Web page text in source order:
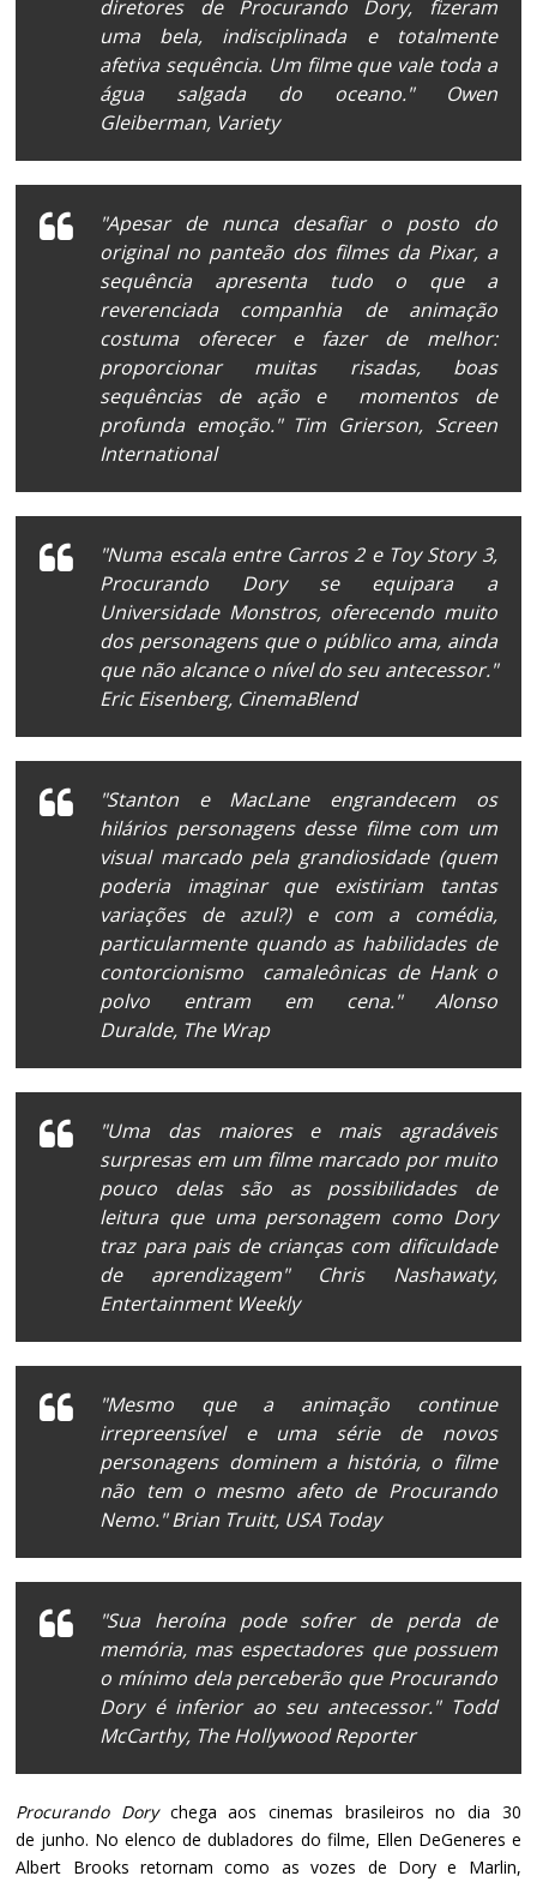
diretores de Procurando Dory, fizeram
uma bela, indisciplinada e totalmente
afetiva sequência. Um filme que vale toda a
água salgada do oceano." Owen
Gleiberman, Variety
"Apesar de nunca desafiar o posto do
original no panteão dos filmes da Pixar, a
sequência apresenta tudo o que a
reverenciada companhia de animação
costuma oferecer e fazer de melhor:
proporcionar muitas risadas, boas
sequências de ação e momentos de
profunda emoção." Tim Grierson, Screen
International
"Numa escala entre Carros 2e Toy Story 3,
Procurando Dory se equipara a
Universidade Monstros, oferecendo muito
dos personagens que o público ama, ainda
que não alcance o nível do seu antecessor."
Eric Eisenberg, CinemaBlend
"Stanton e MacLane engrandecem os
hilários personagens desse filme com um
visual marcado pela grandiosidade (quem
poderia imaginar que existiriam tantas
variações de azul?) e com a comédia,
particularmente quando as habilidades de
contorcionismo camaleônicas de Hank o
polvo entram em cena." Alonso
Duralde, The Wrap
"Uma das maiores e mais agradáveis
surpresas em um filme marcado por muito
pouco delas são as possibilidades de
leitura que uma personagem como Dory
traz para pais de crianças com dificuldade
de aprendizagem" Chris Nashawaty,
Entertainment Weekly
"Mesmo que a animação continue
irrepreensível e uma série de novos
personagens dominem a história, o filme
não tem o mesmo afeto de Procurando
Nemo." Brian Truitt, USA Today
"Sua heroína pode sofrer de perda de
memória, mas espectadores que possuem
o mínimo dela perceberão que Procurando
Dory é inferior ao seu antecessor." Todd
McCarthy, The Hollywood Reporter
Procurando Dorychega aos cinemas brasileiros no dia 30
de junho. No elenco de dubladores do filme, Ellen DeGeneres e
Albert Brooks retornam como as vozes de Dory e Marlin,